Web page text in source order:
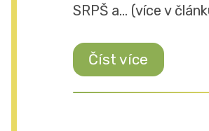
SRPŠ a... (více v
Číst více